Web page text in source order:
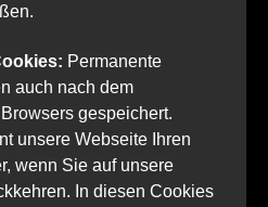
Permanente
auch nach dem
gespeichert.
unsere Webseite Ihren
wenn Sie auf unsere
In diesen Cookies